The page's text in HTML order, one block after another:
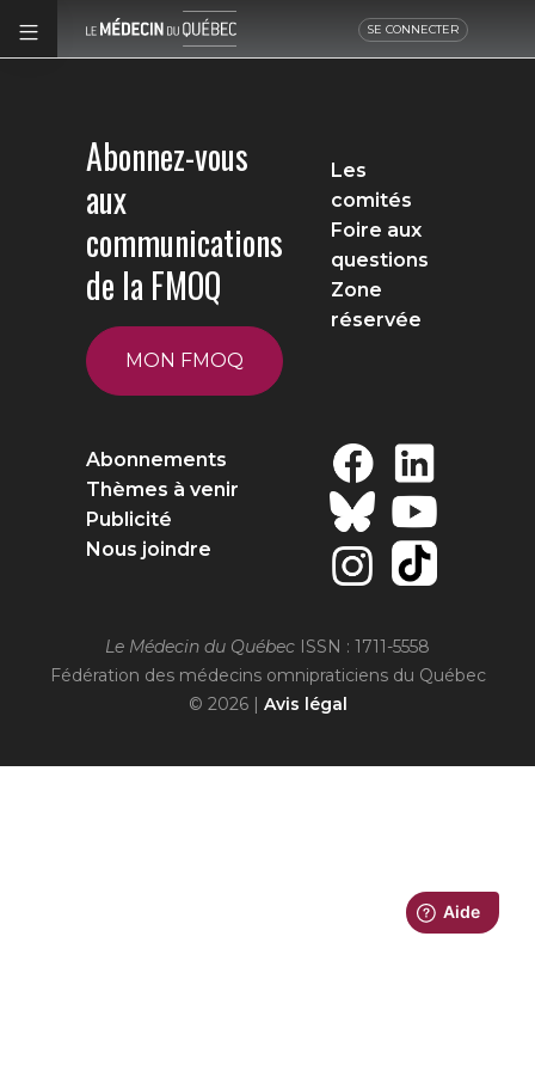
SE CONNECTER
Abonnez-vous
aux
communications
de la FMOQ
MON FMOQ
Les
comités
Foire aux
questions
Zone
réservée
Abonnements
Thèmes à venir
Publicité
Nous joindre
Le Médecin du Québec ISSN : 1711-5558
Fédération des médecins omnipraticiens du Québec
© 2026 | Avis légal